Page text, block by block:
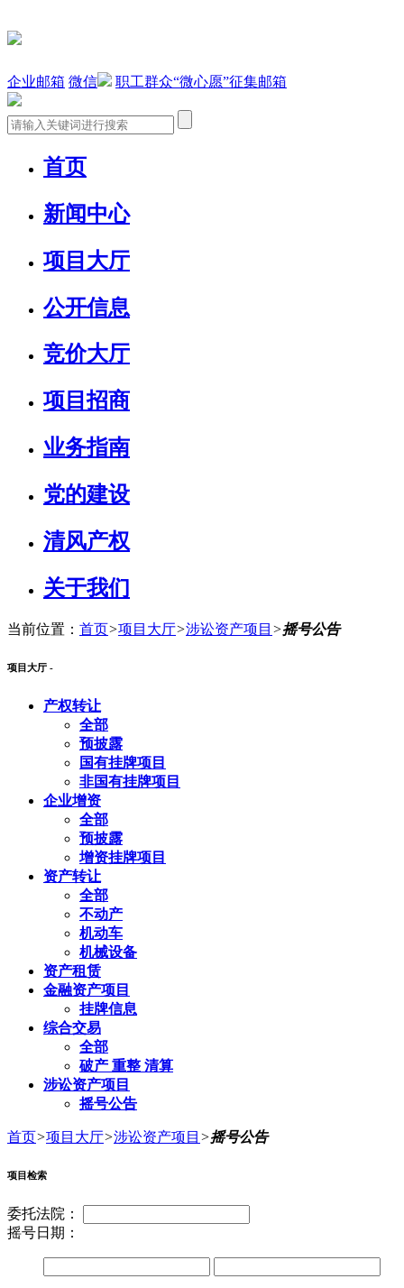
企业邮箱 微信 职工群众“微心愿”征集邮箱
首页
新闻中心
项目大厅
公开信息
竞价大厅
项目招商
业务指南
党的建设
清风产权
关于我们
当前位置： 首页>项目大厅>涉讼资产项目 >摇号公告
项目大厅 -
产权转让
全部
预披露
国有挂牌项目
非国有挂牌项目
企业增资
全部
预披露
增资挂牌项目
资产转让
全部
不动产
机动车
机械设备
资产租赁
金融资产项目
挂牌信息
综合交易
全部
破产 重整 清算
涉讼资产项目
摇号公告
首页>项目大厅>涉讼资产项目 >摇号公告
项目检索
委托法院：
摇号日期：